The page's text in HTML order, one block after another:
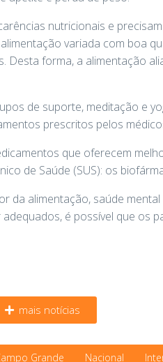
nutricionais e
variada com boa
Desta forma, a alimentação
de suporte, meditação e
prescritos pelos
que oferecem
de Saúde (SUS): os
da alimentação, saúde
é possível que os
mais notícias
Grande Nacional